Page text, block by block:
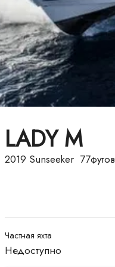
LADY M
2019 Sunseeker 77футов
Частная яхта
Недоступно